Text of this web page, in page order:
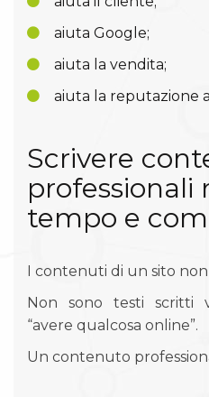
aiuta Google;
aiuta la vendita;
aiuta la reputazione
Scrivere
professionali
tempo e
I contenuti di un sito
Non sono testi scritti
“avere qualcosa online”.
Un contenuto